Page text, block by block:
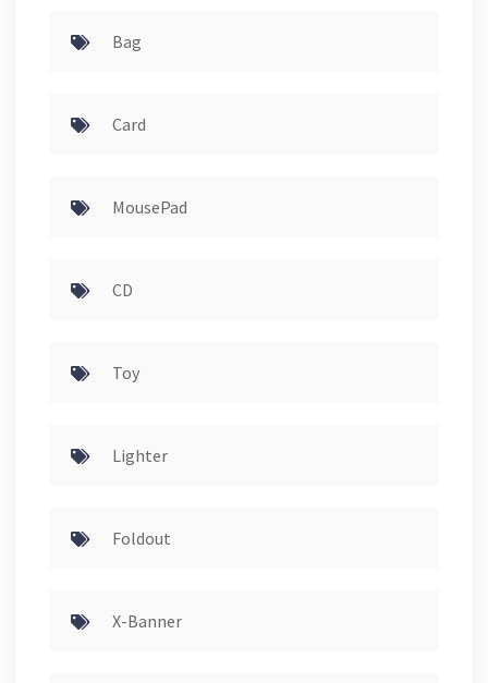
Bag
Card
MousePad
CD
Toy
Lighter
Foldout
X-Banner